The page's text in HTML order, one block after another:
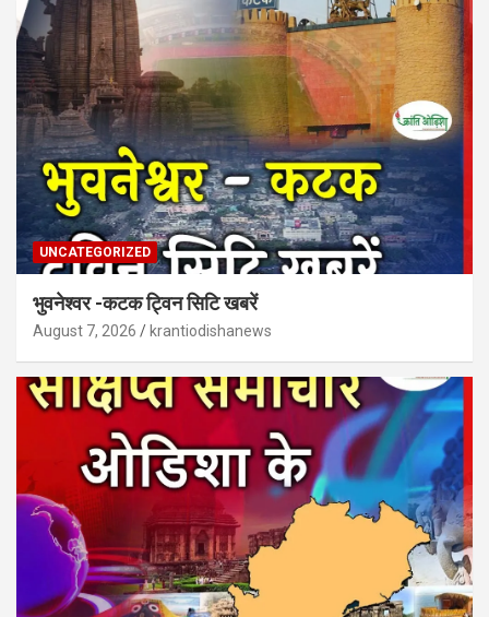
UNCATEGORIZED
भुवनेश्वर -कटक ट्विन सिटि खबरें
August 7, 2026 krantiodishanews